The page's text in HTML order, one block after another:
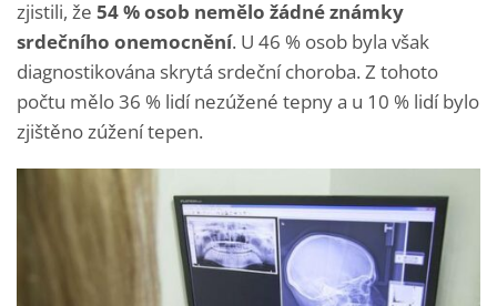
zjistili, že 54 % osob nemělo žádné známky
srdečního onemocnění. U 46 % osob byla však
diagnostikována skrytá srdeční choroba. Z tohoto
počtu mělo 36 % lidí nezúžené tepny a u 10 % lidí bylo
zjištěno zúžení tepen.